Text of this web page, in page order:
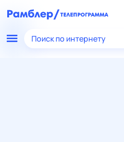
Поиск по интернету